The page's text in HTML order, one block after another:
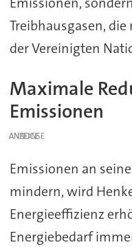
Treibhausgasen,
der Vereinigten
Maximale
Emissionen
ANZEIGE
Emissionen an
mindern, wird
Energieeffizienz
Energiebedarf